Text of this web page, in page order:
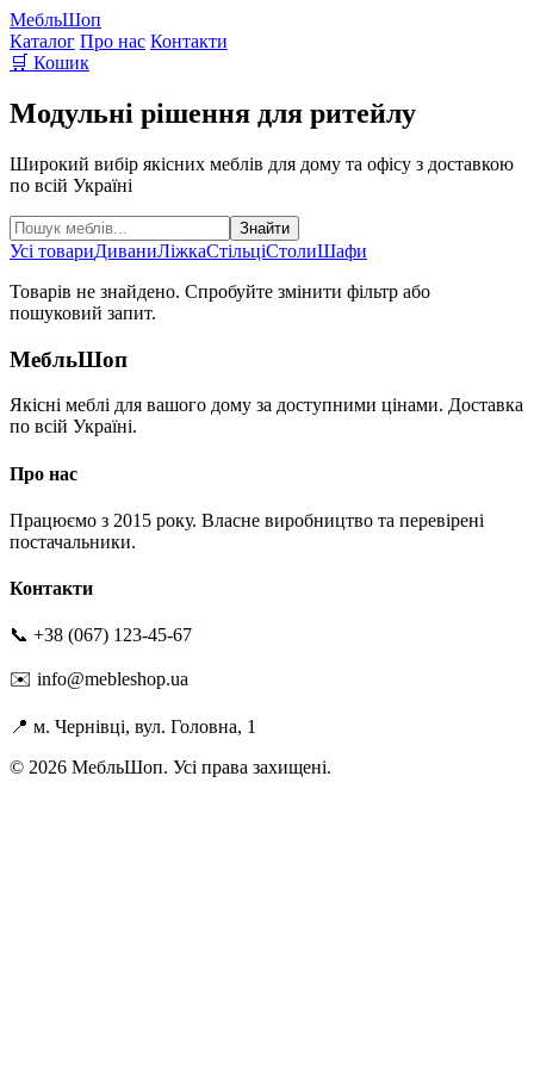
МебльШоп
Каталог Про нас Контакти
🛒 Кошик
Модульні рішення для ритейлу
Широкий вибір якісних меблів для дому та офісу з доставкою
по всій Україні
Знайти
Усі товариДиваниЛіжкаСтільціСтолиШафи
Товарів не знайдено. Спробуйте змінити фільтр або
пошуковий запит.
МебльШоп
Якісні меблі для вашого дому за доступними цінами. Доставка
по всій Україні.
Про нас
Працюємо з 2015 року. Власне виробництво та перевірені
постачальники.
Контакти
📞 +38 (067) 123-45-67
✉️ info@mebleshop.ua
📍 м. Чернівці, вул. Головна, 1
© 2026 МебльШоп. Усі права захищені.